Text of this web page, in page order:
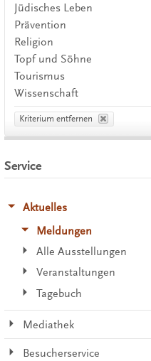
Jüdisches Leben
Prävention
Religion
Topf und Söhne
Tourismus
Wissenschaft
Kriterium entfernen
Service
Aktuelles
Meldungen
Alle Ausstellungen
Veranstaltungen
Tagebuch
Mediathek
Besucherservice